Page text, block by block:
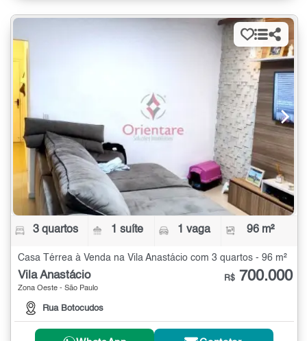
3 quartos 1 suíte 1 vaga 96 m²
Casa Térrea à Venda na Vila Anastácio com 3 quartos - 96 m²
Vila Anastácio
Zona Oeste - São Paulo
Rua Botocudos
R$ 700.000